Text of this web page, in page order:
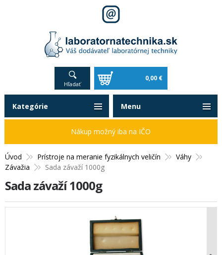
Hľadať
0,00 €
Úvod Prístroje na meranie fyzikálnych veličín
Váhy
Závažia
Sada závaží 1000g
Sada závaží 1000g
Kategórie
Nákup možný iba na IČO
Menu